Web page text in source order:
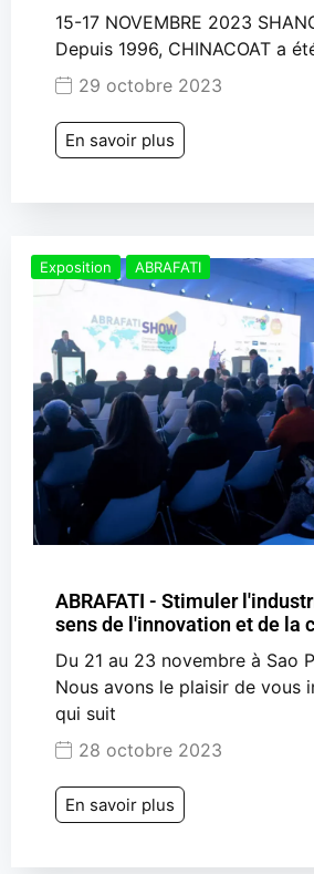
15-17 NOVEMBRE 2023
Depuis 1996, CHINACOAT a
29 octobre 2023
En savoir plus
Exposition ABRAFATI
ABRAFATI - Stimuler
sens de l'innovation et de la
Du 21 au 23 novembre à Sao
Nous avons le plaisir de vous
qui suit
28 octobre 2023
En savoir plus